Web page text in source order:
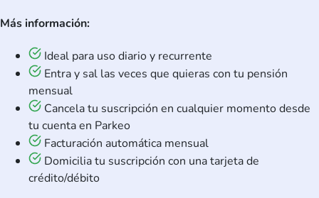
Más información:
Ideal para uso diario y recurrente
Entra y sal las veces que quieras con tu pensión
mensual
Cancela tu suscripción en cualquier momento desde
tu cuenta en Parkeo
Facturación automática mensual
Domicilia tu suscripción con una tarjeta de
crédito/débito